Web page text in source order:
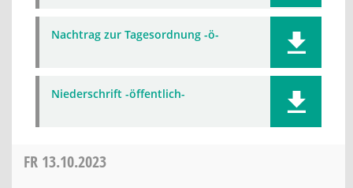
Nachtrag zur Tagesordnung -ö-
Niederschrift -öffentlich-
FR 13.10.2023